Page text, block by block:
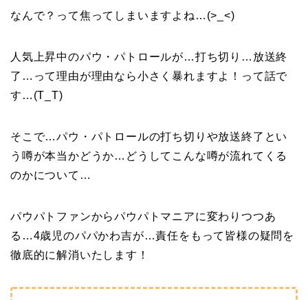
なんで？って焦ってしまいますよね…(>_<)
人気上昇中のパウ・パトロールが…打ち切り…放送終
了…って理由が理由なら小さく暴れますよ！って話で
す…(T_T)
そこで…パウ・パトロールの打ち切りや放送終了とい
う噂が本当かどうか…どうしてこんな噂が流れてくる
のかについて…
パウパトファンからパウパトマニアに変わりつつあ
る…4歳児のパパかわ吉が…責任をもって皆様の疑問を
徹底的に解消いたします！